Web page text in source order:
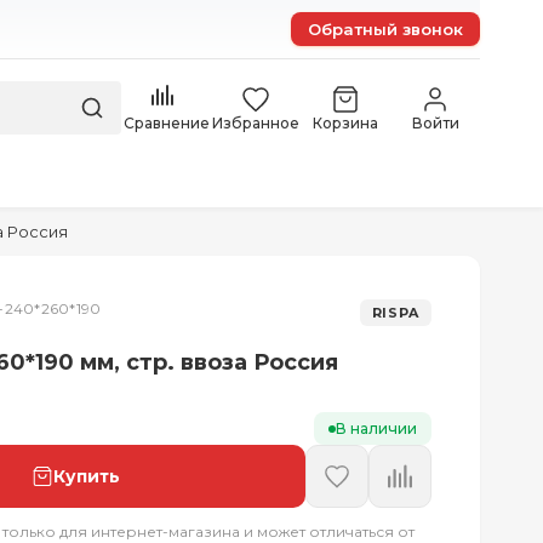
Обратный звонок
Сравнение Избранное Корзина Войти
Россия
RISPA
мм, стр. ввоза Россия
В наличии
Купить
для интернет-магазина и может отличаться от